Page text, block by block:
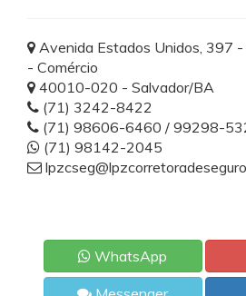
Avenida Estados Unidos, 397
- Comércio
40010-020 - Salvador/BA
(71) 3242-8422
(71) 98606-6460 / 99298-
(71) 98142-2045
WhatsApp